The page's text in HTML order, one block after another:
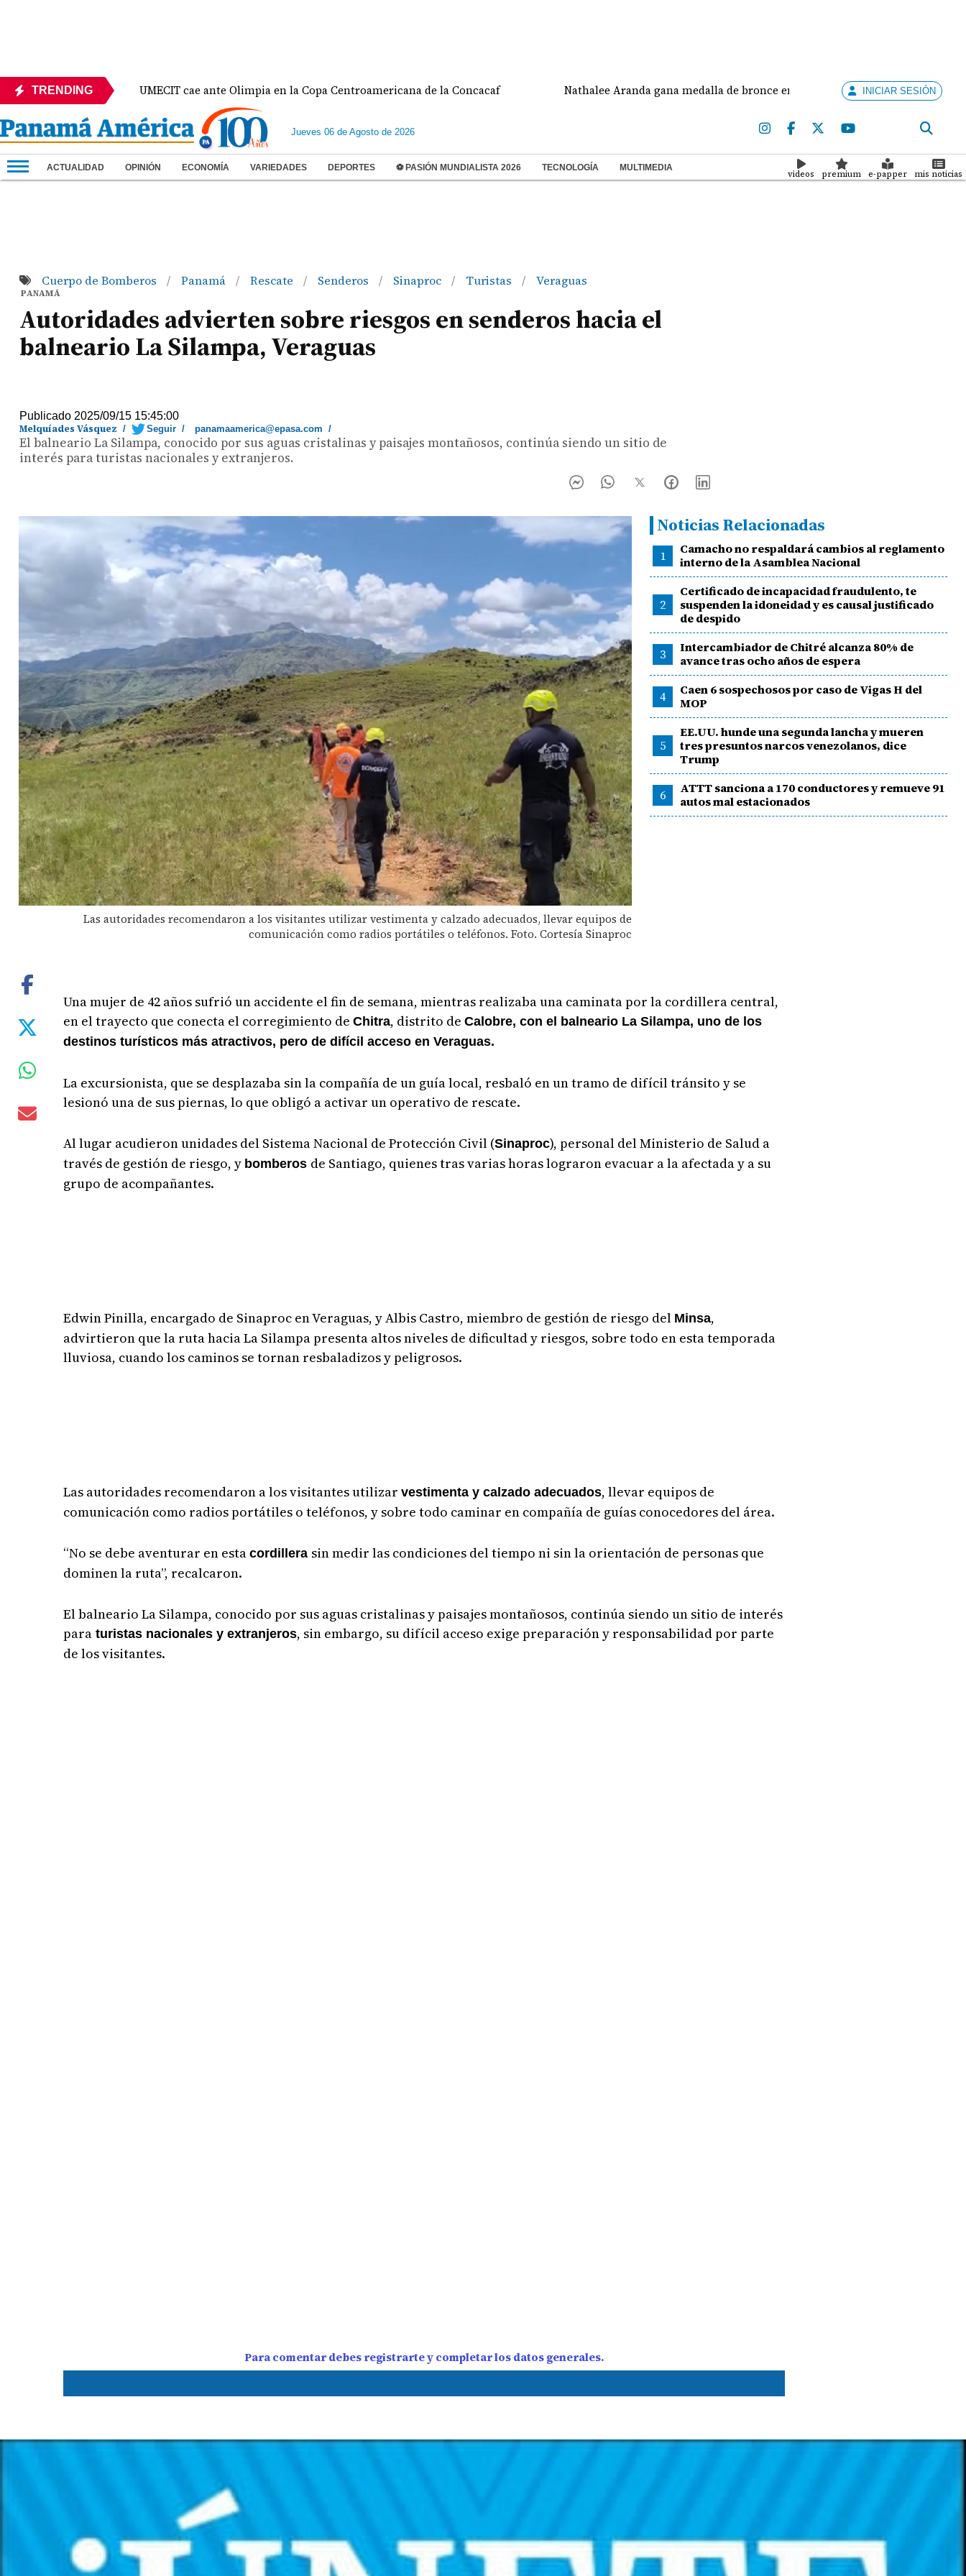
TRENDINGUMECIT cae ante Olimpia en la Copa Centroamericana de la Concacaf Nathalee Aranda gana medalla de bronce en salto largo femenino José
INICIAR SESIÓN
Jueves 06 de Agosto de 2026
ACTUALIDAD OPINIÓN ECONOMÍA VARIEDADES DEPORTES ⚽ PASIÓN MUNDIALISTA 2026 TECNOLOGÍA MULTIMEDIA
videos premium e-papper mis noticias
Cuerpo de Bomberos / Panamá / Rescate / Senderos / Sinaproc / Turistas / Veraguas
PANAMÁ
Autoridades advierten sobre riesgos en senderos hacia el
balneario La Silampa, Veraguas
Publicado 2025/09/15 15:45:00
Melquíades Vásquez / Seguir / panamaamerica@epasa.com /
El balneario La Silampa, conocido por sus aguas cristalinas y paisajes montañosos, continúa siendo un sitio de
interés para turistas nacionales y extranjeros.
Las autoridades recomendaron a los visitantes utilizar vestimenta y calzado adecuados, llevar equipos de
comunicación como radios portátiles o teléfonos. Foto. Cortesía Sinaproc
Noticias Relacionadas
1
Camacho no respaldará cambios al reglamento
interno de la Asamblea Nacional
2
Certificado de incapacidad fraudulento, te
suspenden la idoneidad y es causal justificado
de despido
3
Intercambiador de Chitré alcanza 80% de
avance tras ocho años de espera
4
Caen 6 sospechosos por caso de Vigas H del
MOP
5
EE.UU. hunde una segunda lancha y mueren
tres presuntos narcos venezolanos, dice
Trump
6
ATTT sanciona a 170 conductores y remueve 91
autos mal estacionados
Una mujer de 42 años sufrió un accidente el fin de semana, mientras realizaba una caminata por la cordillera central,
en el trayecto que conecta el corregimiento deChitra, distrito deCalobre, con el balneario La Silampa, uno de los
destinos turísticos más atractivos, pero de difícil acceso en Veraguas.
La excursionista, que se desplazaba sin la compañía de un guía local, resbaló en un tramo de difícil tránsito y se
lesionó una de sus piernas, lo que obligó a activar un operativo de rescate.
Al lugar acudieron unidades del Sistema Nacional de Protección Civil (Sinaproc), personal del Ministerio de Salud a
través de gestión de riesgo, y bomberos de Santiago, quienes tras varias horas lograron evacuar a la afectada y a su
grupo de acompañantes.
Edwin Pinilla, encargado de Sinaproc en Veraguas, y Albis Castro, miembro de gestión de riesgo del Minsa,
advirtieron que la ruta hacia La Silampa presenta altos niveles de dificultad y riesgos, sobre todo en esta temporada
lluviosa, cuando los caminos se tornan resbaladizos y peligrosos.
Las autoridades recomendaron a los visitantes utilizarvestimenta y calzado adecuados, llevar equipos de
comunicación como radios portátiles o teléfonos, y sobre todo caminar en compañía de guías conocedores del área.
“No se debe aventurar en estacordillera sin medir las condiciones del tiempo ni sin la orientación de personas que
dominen la ruta”, recalcaron.
El balneario La Silampa, conocido por sus aguas cristalinas y paisajes montañosos, continúa siendo un sitio de interés
para turistas nacionales y extranjeros, sin embargo, su difícil acceso exige preparación y responsabilidad por parte
de los visitantes.
Para comentar debes registrarte y completar los datos generales.